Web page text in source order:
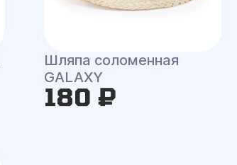
Шляпа соломенная
GALAXY
180 ₽